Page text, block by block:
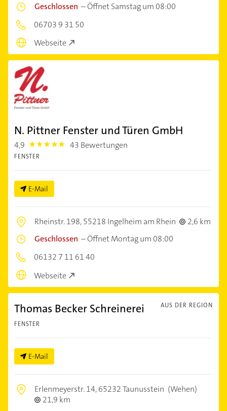
Geschlossen –Öffnet Samstag um 08:00
06703 9 31 50
Webseite
N. Pittner Fenster und Türen GmbH
4,9 4.9 43 Bewertungen
FENSTER
E-Mail
Rheinstr. 198,55218 Ingelheim am Rhein
2,6 km
Geschlossen –Öffnet Montag um 08:00
06132 7 11 61 40
Webseite
AUS DER REGION
Thomas Becker Schreinerei
FENSTER
E-Mail
Erlenmeyerstr. 14,65232 Taunusstein (Wehen)
21,9 km